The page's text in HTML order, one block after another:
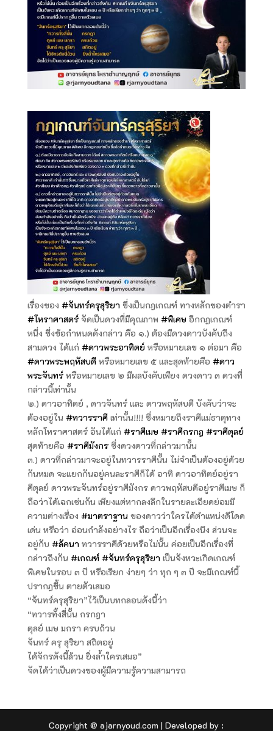
เรื่องของ #จันทร์ครุสุริยาซึ่งเป็นกฎเกณฑ์ ทางหลักของตำรา
#โหราศาสตร์จัดเป็นดวงที่มีคุณภาพ #พิเศษอีกกฏเกณฑ์
หนึ่ง ซึ่งข้อกำหนดดังกล่าว คือ ๑.) ต้องมีดวงดาวบังคับถึง
สามดวง ได้แก่ #ดาวพระอาทิตย์หรือหมายเลข ๑ ต่อมา คือ
#ดาวพระพฤหัสบดีหรือหมายเลข ๕ และสุดท้ายคือ #ดาว
พระจันทร์หรือหมายเลข ๒ มีผลบังคับเพียง ดวงดาว ๓ ดวงที่
กล่าวนี้เท่านั้น
๒.) ดาวอาทิตย์ , ดาวจันทร์ และ ดาวพฤหัสบดี บังคับว่าจะ
ต้องอยู่ใน #ทวารราศีเท่านั้น!!!! ซึ่งหมายถึงราศีแม่ธาตุทาง
หลักโหราศาสตร์ อันได้แก่ #ราศีเมษ #ราศีกรกฎ #ราศีตุลย์
สุดท้ายคือ #ราศีมังกรซึ่งดวงดาวที่กล่าวมานั้น
๓.) ดาวที่กล่าวมาจะอยู่ในทวารราศีนั้น ไม่จำเป็นต้องอยู่ด้วย
กันหมด จะแยกกันอยู่คนละราศีก็ได้ อาทิ ดาวอาทิตย์อยู่รา
ศีตุลย์ ดาวพระจันทร์อยู่ราศีมังกร ดาวพฤหัสบดีอยู่ราศีเมษ ก็
ถือว่าได้เฉกเช่นกัน เพียงแต่หากลงลึกในรายละเอียดย่อมมี
ความต่างเรื่อง #มาตราฐานของดาวว่าใครได้ตำแหน่งดีโดด
เด่น หรือว่า อ่อนกำลังอย่างไร ถือว่าเป็นอีกเรื่องนึง ส่วนจะ
อยู่กับ #ลัคนาทวารราศีด้วยหรือไม่นั้น ค่อยเป็นอีกเรื่องที่
กล่าวถึงกัน #เกณฑ์ #จันทร์ครุสุริยาเป็นจังหวะเกิดเกณฑ์
พิเศษในรอบ ๓ ปี หรือเรียก ง่ายๆ ว่า ทุก ๆ ๓ ปี จะมีเกณฑ์นี้
ปรากฎขึ้น ตายตัวเสมอ
“จันทร์ครุสุริยา”ไว้เป็นบทกลอนดังนี้ว่า
“ทวารทั้งสี่นั้น กรกฎา
ตุลย์ เมษ มกรา ครบถ้วน
จันทร์ ครุ สุริยา สถิตอยู่
ได้จักรดังนี้ล้วน ยิ่งล้ำใครเสมอ”
จัดได้ว่าเป็นดวงของผู้มีความรู้ความสามารถ
Copyright @ ajarnyoud.com | Developed by :